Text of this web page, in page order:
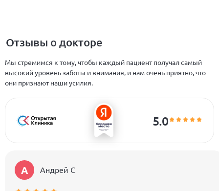
Отзывы о докторе
Мы стремимся к тому, чтобы каждый пациент получал самый
высокий уровень заботы и внимания, и нам очень приятно, что
они признают наши усилия.
5.0
А Андрей C